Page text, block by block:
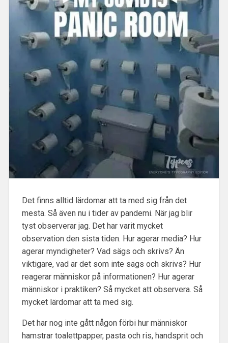
Det finns alltid lärdomar att ta med sig från det
mesta. Så även nu i tider av pandemi. När jag blir
tyst observerar jag. Det har varit mycket
observation den sista tiden. Hur agerar media? Hur
agerar myndigheter? Vad sägs och skrivs? Än
viktigare, vad är det som inte sägs och skrivs? Hur
reagerar människor på informationen? Hur agerar
människor i praktiken? Så mycket att observera. Så
mycket lärdomar att ta med sig.
Det har nog inte gått någon förbi hur människor
hamstrar toalettpapper, pasta och ris, handsprit och